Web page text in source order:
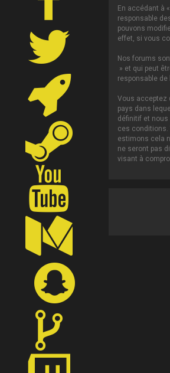
En accédant à
responsable
pouvons
effet, si vous
Nos forums
» et qui peut
responsable
Vous acceptez
pays dans
définitif et nous
ces conditions.
estimons cela
ne seront pas
visant à